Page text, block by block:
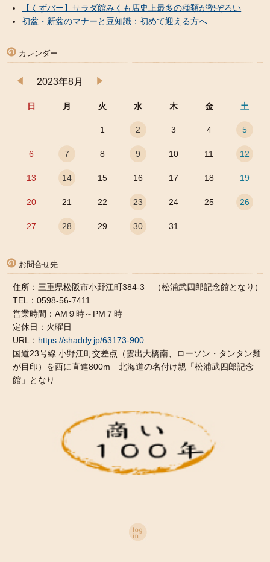
【くずバー】サラダ館みくも店史上最多の種類が勢ぞろい
初盆・新盆のマナーと豆知識：初めて迎える方へ
カレンダー
2023年8月
日 月 火 水 木 金 土
1 2 3 4 5
6 7 8 9 10 11 12
13 14 15 16 17 18 19
20 21 22 23 24 25 26
27 28 29 30 31
お問合せ先
住所：三重県松阪市小野江町384-3 （松浦武四郎記念館となり）
TEL：0598-56-7411
営業時間：AM９時～PM７時
定休日：火曜日
URL： https://shaddy.jp/63173-900
国道23号線 小野江町交差点（雲出大橋南、ローソン・タンタン麺
が目印）を西に直進800m 北海道の名付け親「松浦武四郎記念
館」となり